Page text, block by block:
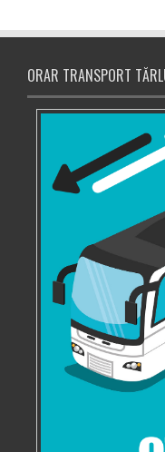
ORAR TRANSPORT